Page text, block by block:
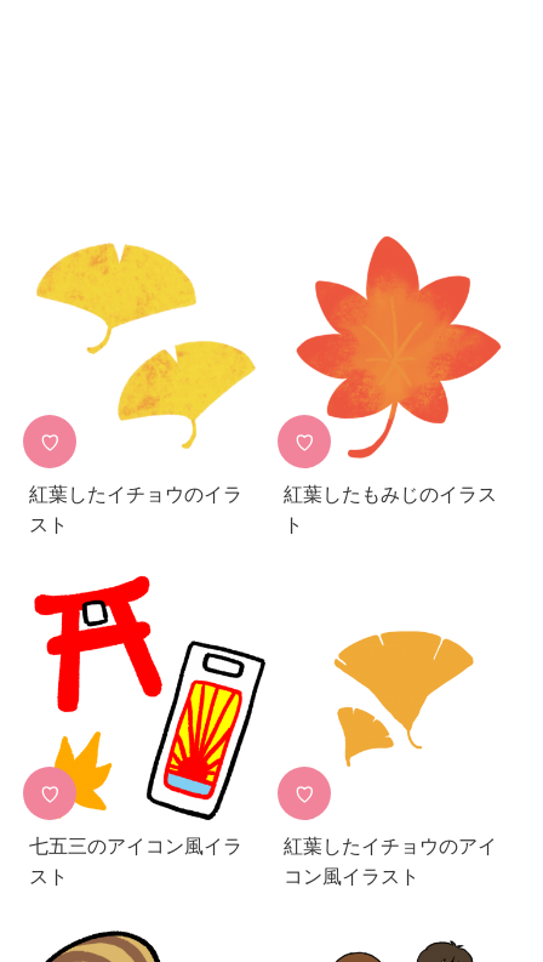
♡
紅葉したイチョウのイラ
スト
♡
紅葉したもみじのイラス
ト
♡
七五三のアイコン風イラ
スト
♡
紅葉したイチョウのアイ
コン風イラスト